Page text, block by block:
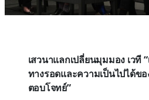
เสวนาแลกเปลี่ยนมุมมอง เวที
ทางรอดและความเป็นไปได้ข
ตอบโจทย์”